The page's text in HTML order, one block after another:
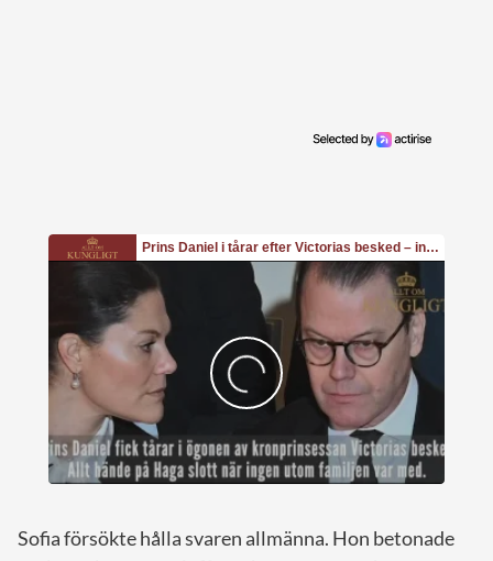
Sofia försökte hålla svaren allmänna. Hon betonade